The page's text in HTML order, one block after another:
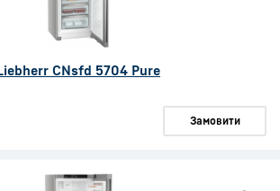
CNsfd 5704 Pure
Замовити